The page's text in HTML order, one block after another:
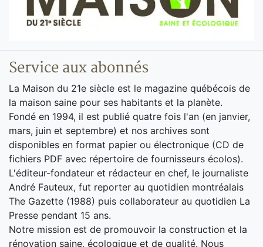
Service aux abonnés
La Maison du 21e siècle est le magazine québécois de
la maison saine pour ses habitants et la planète.
Fondé en 1994, il est publié quatre fois l'an (en janvier,
mars, juin et septembre) et nos archives sont
disponibles en format papier ou électronique (CD de
fichiers PDF avec répertoire de fournisseurs écolos).
L'éditeur-fondateur et rédacteur en chef, le journaliste
André Fauteux, fut reporter au quotidien montréalais
The Gazette (1988) puis collaborateur au quotidien La
Presse pendant 15 ans.
Notre mission est de promouvoir la construction et la
rénovation saine, écologique et de qualité. Nous